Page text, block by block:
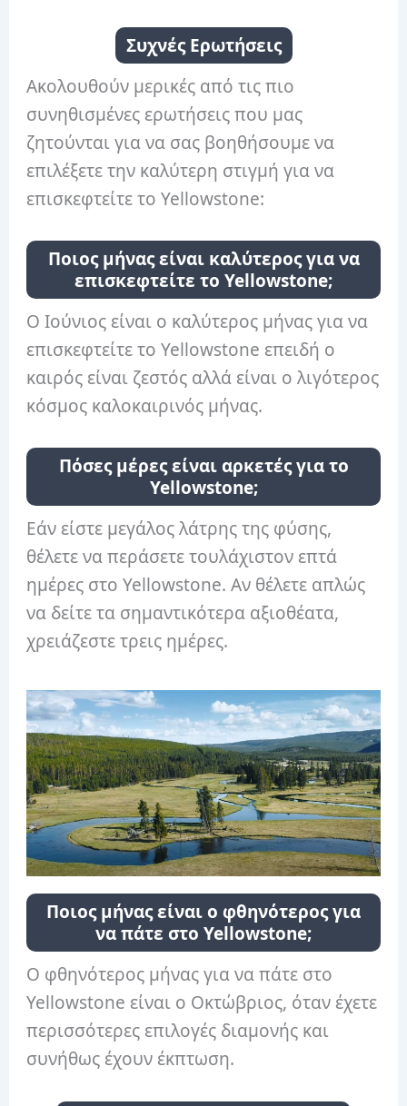
Συχνές Ερωτήσεις
Ακολουθούν μερικές από τις πιο
συνηθισμένες ερωτήσεις που μας
ζητούνται για να σας βοηθήσουμε να
επιλέξετε την καλύτερη στιγμή για να
επισκεφτείτε το Yellowstone:
Ποιος μήνας είναι καλύτερος για να
επισκεφτείτε το Yellowstone;
Ο Ιούνιος είναι ο καλύτερος μήνας για να
επισκεφτείτε το Yellowstone επειδή ο
καιρός είναι ζεστός αλλά είναι ο λιγότερος
κόσμος καλοκαιρινός μήνας.
Πόσες μέρες είναι αρκετές για το
Yellowstone;
Εάν είστε μεγάλος λάτρης της φύσης,
θέλετε να περάσετε τουλάχιστον επτά
ημέρες στο Yellowstone. Αν θέλετε απλώς
να δείτε τα σημαντικότερα αξιοθέατα,
χρειάζεστε τρεις ημέρες.
Ποιος μήνας είναι ο φθηνότερος για
να πάτε στο Yellowstone;
Ο φθηνότερος μήνας για να πάτε στο
Yellowstone είναι ο Οκτώβριος, όταν έχετε
περισσότερες επιλογές διαμονής και
συνήθως έχουν έκπτωση.